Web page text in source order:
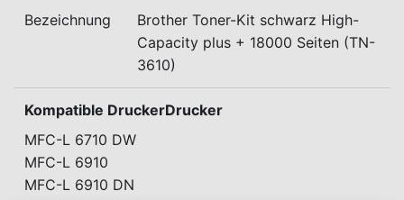
Bezeichnung
Brother Toner-Kit schwarz High-
Capacity plus + 18000 Seiten (TN-
3610)
Kompatible DruckerDrucker
MFC-L 6710 DW
MFC-L 6910
MFC-L 6910 DN